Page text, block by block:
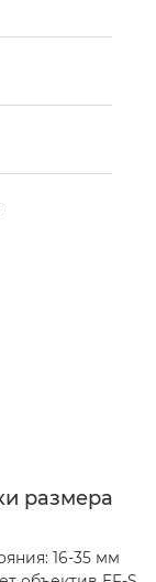
размера
16-35 мм